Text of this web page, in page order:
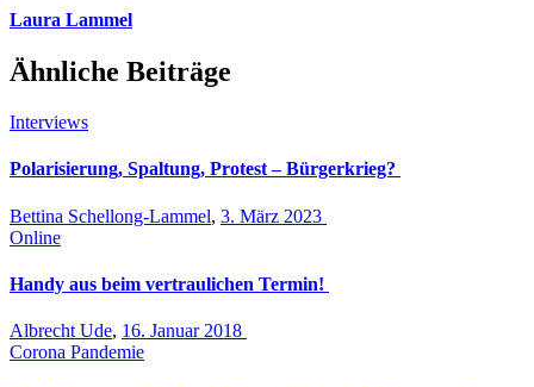
Laura Lammel
Ähnliche Beiträge
Interviews
Polarisierung, Spaltung, Protest – Bürgerkrieg?
Bettina Schellong-Lammel, 3. März 2023
Online
Handy aus beim vertraulichen Termin!
Albrecht Ude, 16. Januar 2018
Corona Pandemie